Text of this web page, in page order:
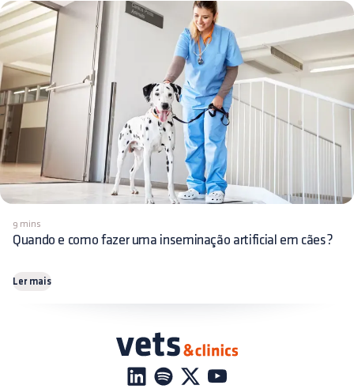
9 mins
Quando e como fazer uma inseminação artificial em cães?
Ler mais